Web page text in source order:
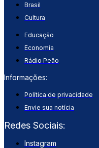
Brasil
Cultura
Educação
Economia
Rádio Peão
Informações:
Política de privacidade
Envie sua notícia
Redes Sociais:
Instagram